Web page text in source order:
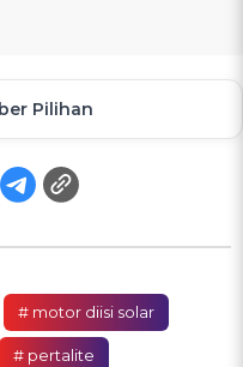
Pilihan
# motor diisi solar
# pertalite